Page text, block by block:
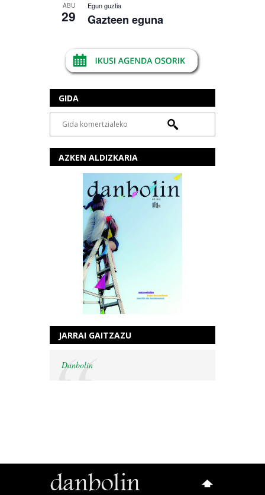
ABU
29
Egun guztia
Gazteen eguna
GIDA
AZKEN ALDIZKARIA
JARRAI GAITZAZU
Danbolin